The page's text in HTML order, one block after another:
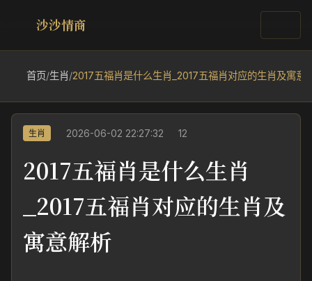
沙沙情商
首页/生肖/2017五福肖是什么生肖_2017五福肖对应的生肖及寓意
生肖 2026-06-02 22:27:32 12
2017五福肖是什么生肖
_2017五福肖对应的生肖及
寓意解析